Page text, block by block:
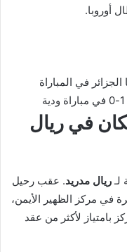
أوروبا.
في المباراة
في ريال
لـ ريال مدريد. عقب رحيل
في مركز الظهير الأيمن،
بامتياز لأكثر من عقد